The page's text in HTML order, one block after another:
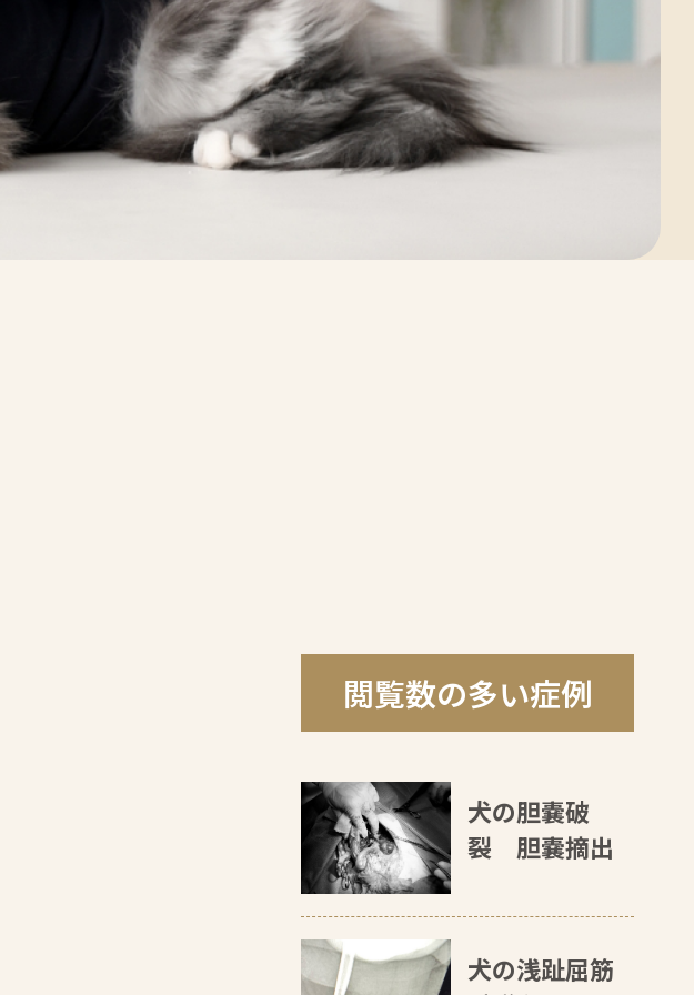
閲覧数の多い症例
犬の胆嚢破
裂 胆嚢摘出
犬の浅趾屈筋